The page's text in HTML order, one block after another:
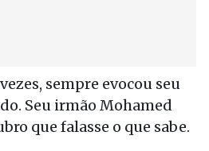
sempre evocou seu
Seu irmão Mohamed
que falasse o que sabe.